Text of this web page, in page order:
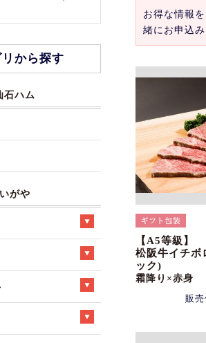
お得な情報
緒にお申込み
【A5等級】
松阪牛イチボ
ック)
霜降り×赤身
販売
から探す
石ハム
いがや